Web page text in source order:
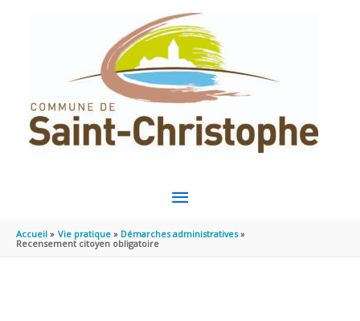
MENU
PRINCIPAL
Accueil Vie pratique
Démarches administratives
Recensement citoyen obligatoire